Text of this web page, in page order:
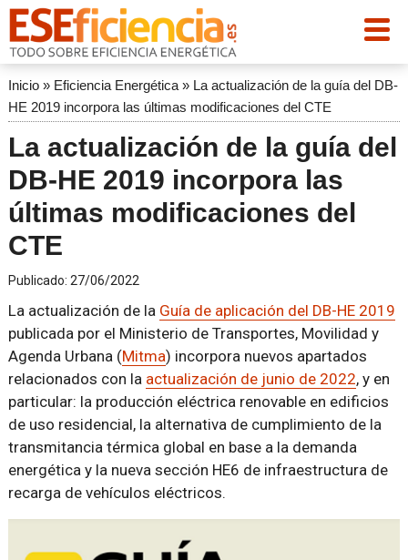
Inicio» Eficiencia Energética» La actualización de la guía del DB-
HE 2019 incorpora las últimas modificaciones del CTE
La actualización de la guía del
DB-HE 2019 incorpora las
últimas modificaciones del
CTE
Publicado: 27/06/2022
La actualización de la Guía de aplicación del DB-HE 2019
publicada por el Ministerio de Transportes, Movilidad y
Agenda Urbana (Mitma) incorpora nuevos apartados
relacionados con la actualización de junio de 2022, y en
particular: la producción eléctrica renovable en edificios
de uso residencial, la alternativa de cumplimiento de la
transmitancia térmica global en base a la demanda
energética y la nueva sección HE6 de infraestructura de
recarga de vehículos eléctricos.